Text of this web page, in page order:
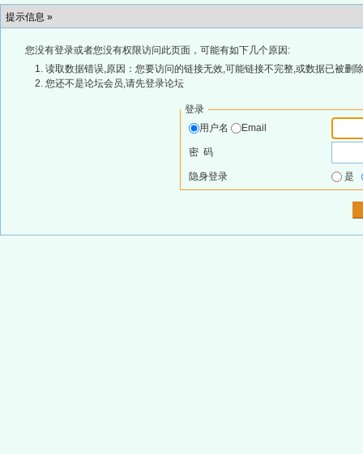
提示信息 »
您没有登录或者您没有权限访问此页面，可能有如下几个原因:
读取数据错误,原因：您要访问的链接无效,可能链接不完整,或数据已被删
您还不是论坛会员,请先登录论坛
登录
用户名
Email
密 码
隐身登录 是